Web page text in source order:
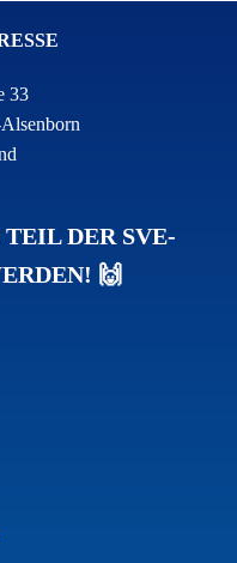
33
DER SVE-
🙌